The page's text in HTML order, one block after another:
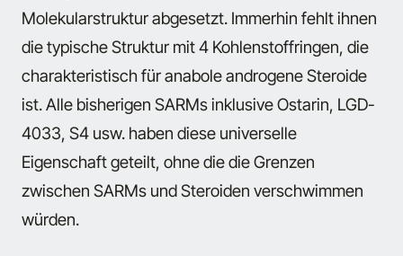
Molekularstruktur abgesetzt. Immerhin fehlt ihnen
die typische Struktur mit 4 Kohlenstoffringen, die
charakteristisch für anabole androgene Steroide
ist. Alle bisherigen SARMs inklusive Ostarin, LGD-
4033, S4 usw. haben diese universelle
Eigenschaft geteilt, ohne die die Grenzen
zwischen SARMs und Steroiden verschwimmen
würden.